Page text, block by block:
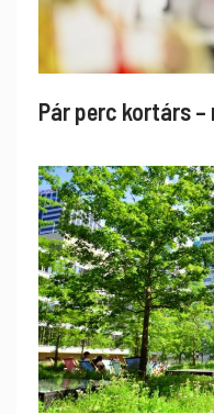
Pár perc kortárs